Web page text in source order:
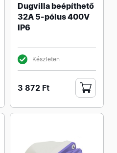
Dugvilla beépíthető
32A 5-pólus 400V
IP6
Készleten
3 872 Ft